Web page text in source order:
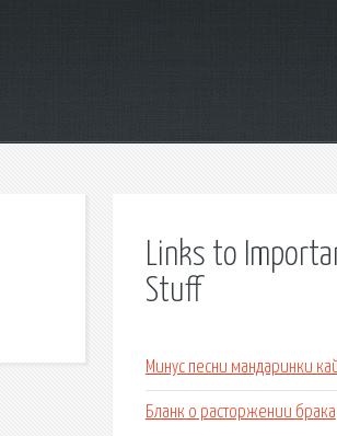
Links to
Stuff
Минус песни мандаринки
Бланк о расторжении брака